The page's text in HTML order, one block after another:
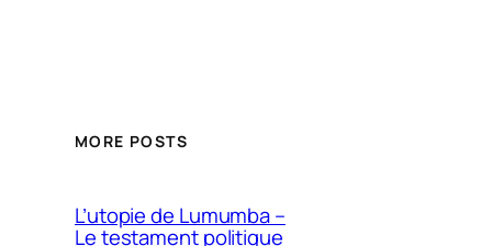
MORE POSTS
L’utopie de Lumumba –
Le testament politique